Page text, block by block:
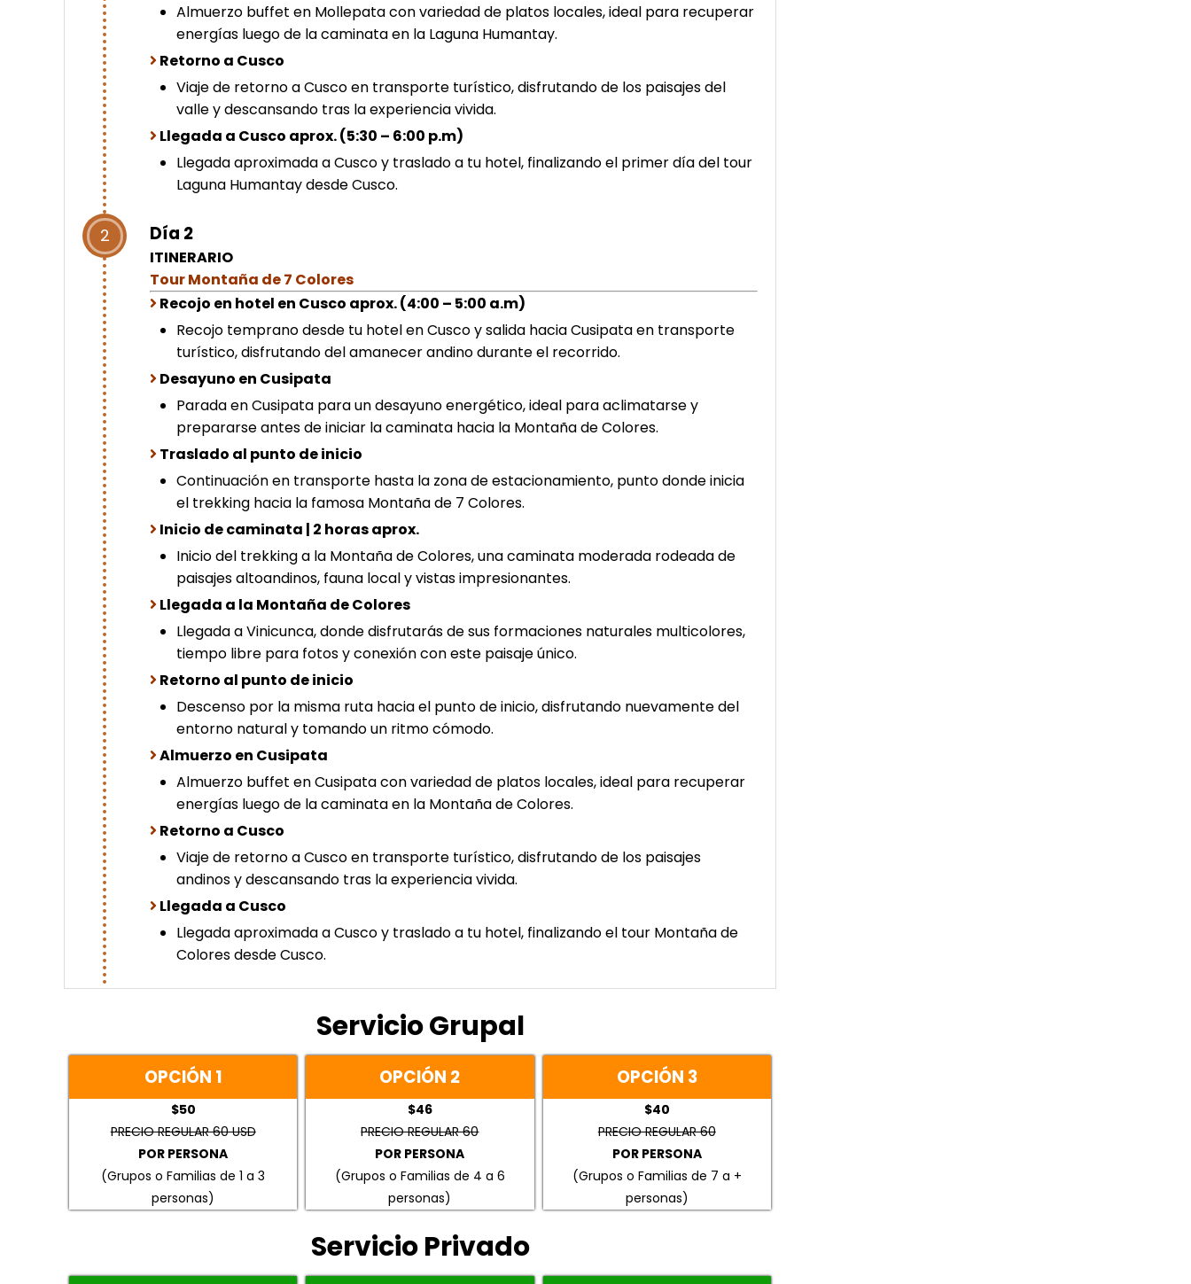
Almuerzo buffet en Mollepata con variedad de platos locales, ideal para recuperar
energías luego de la caminata en la Laguna Humantay.
Retorno a Cusco
Viaje de retorno a Cusco en transporte turístico, disfrutando de los paisajes del
valle y descansando tras la experiencia vivida.
Llegada a Cusco aprox. (5:30 – 6:00 p.m)
Llegada aproximada a Cusco y traslado a tu hotel, finalizando el primer día del tour
Laguna Humantay desde Cusco.
2 Día 2
ITINERARIO
Tour Montaña de 7 Colores
Recojo en hotel en Cusco aprox. (4:00 – 5:00 a.m)
Recojo temprano desde tu hotel en Cusco y salida hacia Cusipata en transporte
turístico, disfrutando del amanecer andino durante el recorrido.
Desayuno en Cusipata
Parada en Cusipata para un desayuno energético, ideal para aclimatarse y
prepararse antes de iniciar la caminata hacia la Montaña de Colores.
Traslado al punto de inicio
Continuación en transporte hasta la zona de estacionamiento, punto donde inicia
el trekking hacia la famosa Montaña de 7 Colores.
Inicio de caminata | 2 horas aprox.
Inicio del trekking a la Montaña de Colores, una caminata moderada rodeada de
paisajes altoandinos, fauna local y vistas impresionantes.
Llegada a la Montaña de Colores
Llegada a Vinicunca, donde disfrutarás de sus formaciones naturales multicolores,
tiempo libre para fotos y conexión con este paisaje único.
Retorno al punto de inicio
Descenso por la misma ruta hacia el punto de inicio, disfrutando nuevamente del
entorno natural y tomando un ritmo cómodo.
Almuerzo en Cusipata
Almuerzo buffet en Cusipata con variedad de platos locales, ideal para recuperar
energías luego de la caminata en la Montaña de Colores.
Retorno a Cusco
Viaje de retorno a Cusco en transporte turístico, disfrutando de los paisajes
andinos y descansando tras la experiencia vivida.
Llegada a Cusco
Llegada aproximada a Cusco y traslado a tu hotel, finalizando el tour Montaña de
Colores desde Cusco.
Servicio Grupal
OPCIÓN 1
$50
PRECIO REGULAR 60 USD
POR PERSONA
(Grupos o Familias de 1 a 3
personas)
OPCIÓN 2
$46
PRECIO REGULAR 60
POR PERSONA
(Grupos o Familias de 4 a 6
personas)
OPCIÓN 3
$40
PRECIO REGULAR 60
POR PERSONA
(Grupos o Familias de 7 a +
personas)
Servicio Privado